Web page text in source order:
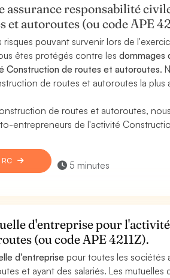
assurance responsabilité
autoroutes (ou code APE
pouvant survenir lors de
êtes protégés contre les dommages
Construction de routes et autoroutes.
de routes et autoroutes la plus
de routes et autoroutes,
entrepreneurs de l'activité
RC 5 minutes
d'entreprise pour l'activité
(ou code APE 4211Z).
d'entreprise pour toutes les sociétés
et ayant des salariés. Les mutuelles